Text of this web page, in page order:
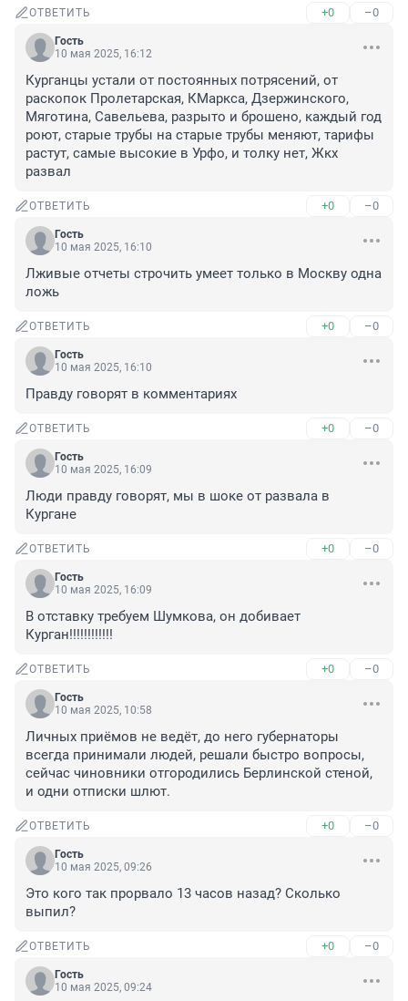
ОТВЕТИТЬ +0 –0
Гость
10 мая 2025, 16:12
Курганцы устали от постоянных потрясений, от
раскопок Пролетарская, КМаркса, Дзержинского,
Мяготина, Савельева, разрыто и брошено, каждый год
роют, старые трубы на старые трубы меняют, тарифы
растут, самые высокие в Урфо, и толку нет, Жкх
развал
ОТВЕТИТЬ +0 –0
Гость
10 мая 2025, 16:10
Лживые отчеты строчить умеет только в Москву одна
ложь
ОТВЕТИТЬ +0 –0
Гость
10 мая 2025, 16:10
Правду говорят в комментариях
ОТВЕТИТЬ +0 –0
Гость
10 мая 2025, 16:09
Люди правду говорят, мы в шоке от развала в
Кургане
ОТВЕТИТЬ +0 –0
Гость
10 мая 2025, 16:09
В отставку требуем Шумкова, он добивает
Курган!!!!!!!!!!!!
ОТВЕТИТЬ +0 –0
Гость
10 мая 2025, 10:58
Личных приёмов не ведёт, до него губернаторы
всегда принимали людей, решали быстро вопросы,
сейчас чиновники отгородились Берлинской стеной,
и одни отписки шлют.
ОТВЕТИТЬ +0 –0
Гость
10 мая 2025, 09:26
Это кого так прорвало 13 часов назад? Сколько
выпил?
ОТВЕТИТЬ +0 –0
Гость
10 мая 2025, 09:24